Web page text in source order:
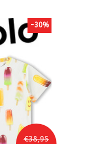
€38,95
-30%